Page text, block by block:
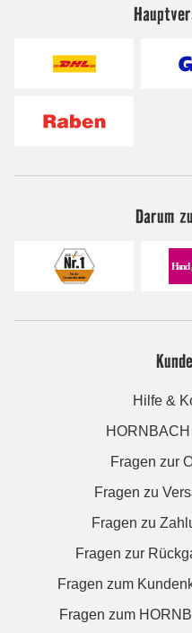
Darum
Hilfe &
Fragen zur
Fragen zu
Fragen zu
Fragen zur
Fragen zum
Fragen zum